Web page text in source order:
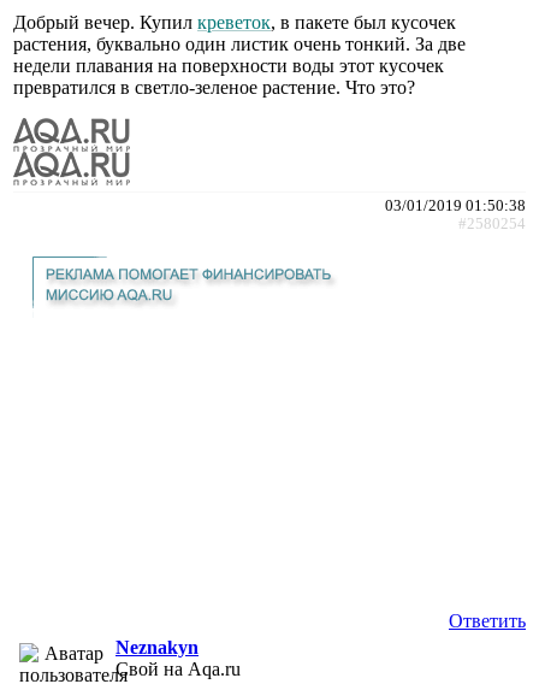
Добрый вечер. Купил креветок, в пакете был кусочек
растения, буквально один листик очень тонкий. За две
недели плавания на поверхности воды этот кусочек
превратился в светло-зеленое растение. Что это?
03/01/2019 01:50:38
#2580254
Ответить
Neznakyn
Свой на Aqa.ru